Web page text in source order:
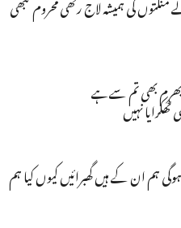
بھی تم سےہے
نہیں
ہم ان کے ہیں گھبرائیں کیوں کیا ہم